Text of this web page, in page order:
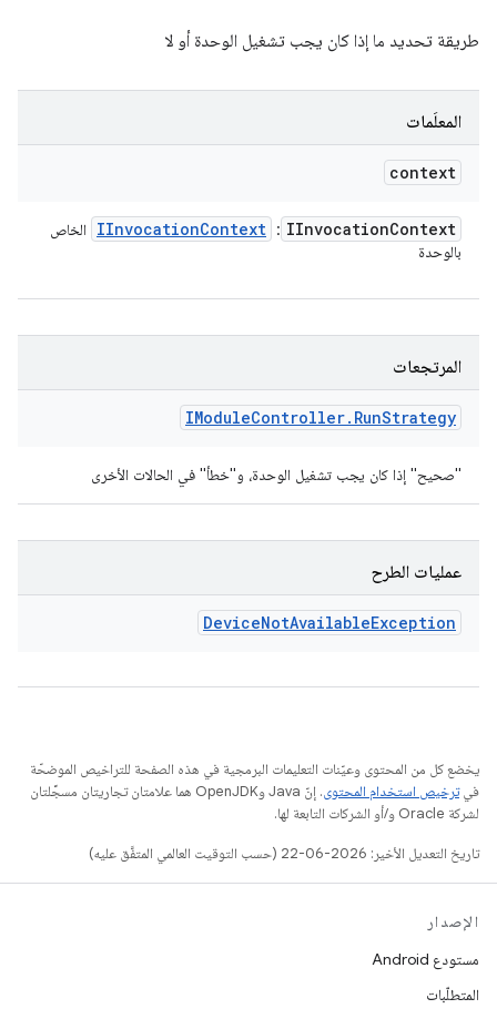
طريقة تحديد ما إذا كان يجب تشغيل الوحدة أو لا
المعلَمات
context
IInvocationContext
:
IInvocationContext
الخاص
بالوحدة
المرتجعات
IModuleController. RunStrategy
"صحيح" إذا كان يجب تشغيل الوحدة، و"خطأ" في الحالات الأخرى
عمليات الطرح
DeviceNotAvailableException
يخضع كل من المحتوى وعيّنات التعليمات البرمجية في هذه الصفحة للتراخيص الموضحّة
فيترخيص استخدام المحتوى
. إنّ Java وOpenJDK هما علامتان تجاريتان مسجَّلتان
لشركة Oracle و/أو الشركات التابعة لها.
تاريخ التعديل الأخير: 2026-06-22 (حسب التوقيت العالمي المتفَّق عليه)
الإصدار
مستودع Android
المتطلّبات